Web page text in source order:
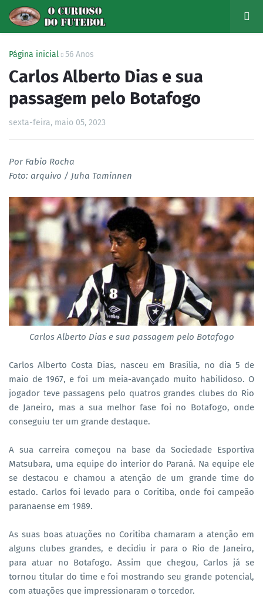
Página inicial 56 Anos
Carlos Alberto Dias e sua
passagem pelo Botafogo
sexta-feira, maio 05, 2023
Por Fabio Rocha
Foto: arquivo / Juha Taminnen
Carlos Alberto Dias e sua passagem pelo Botafogo
Carlos Alberto Costa Dias, nasceu em Brasília, no dia 5 de
maio de 1967, e foi um meia-avançado muito habilidoso. O
jogador teve passagens pelo quatros grandes clubes do Rio
de Janeiro, mas a sua melhor fase foi no Botafogo, onde
conseguiu ter um grande destaque.
A sua carreira começou na base da Sociedade Esportiva
Matsubara, uma equipe do interior do Paraná. Na equipe ele
se destacou e chamou a atenção de um grande time do
estado. Carlos foi levado para o Coritiba, onde foi campeão
paranaense em 1989.
As suas boas atuações no Coritiba chamaram a atenção em
alguns clubes grandes, e decidiu ir para o Rio de Janeiro,
para atuar no Botafogo. Assim que chegou, Carlos já se
tornou titular do time e foi mostrando seu grande potencial,
com atuações que impressionaram o torcedor.